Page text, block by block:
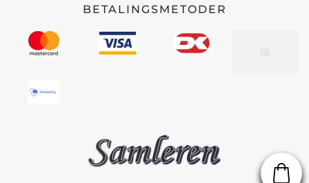
BETALINGSMETODER